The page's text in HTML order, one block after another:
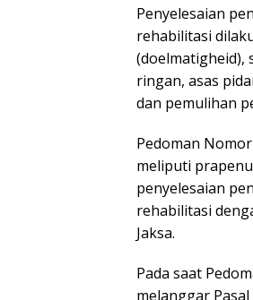
Penyelesaian
rehabilitasi
(doelmatigheid),
ringan, asas
dan pemulihan
Pedoman
meliputi
penyelesaian
rehabilitasi
Jaksa.
Pada saat
melanggar